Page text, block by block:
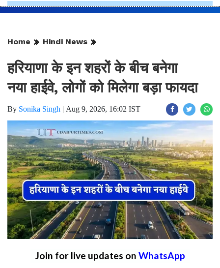
Home Hindi News
हरियाणा के इन शहरों के बीच बनेगा
नया हाईवे, लोगों को मिलेगा बड़ा फायदा
By Sonika Singh | Aug 9, 2026, 16:02 IST
Join for live updates on WhatsApp